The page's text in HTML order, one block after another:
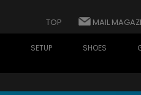
TOP MAIL
SETUP SHOES